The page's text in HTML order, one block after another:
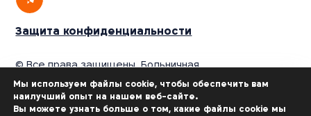
Защита конфиденциальности
© Все права защищены. Больничная
касса «Меухедет мерказит амамит»,
2025
Откройте для себя преимущества «Меухедет»
Мы используем файлы cookie, чтобы обеспечить вам
наилучший опыт на нашем веб-сайте.
Вы можете узнать больше о том, какие файлы cookie мы